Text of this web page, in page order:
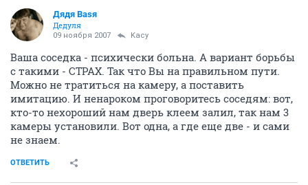
Дядя Ваsя
Дедуля
09 ноября 2007 Kacy
Ваша соседка - психически больна. А вариант борьбы
с такими - СТРАХ. Так что Вы на правильном пути.
Можно не тратиться на камеру, а поставить
имитацию. И ненароком проговоритесь соседям: вот,
кто-то нехороший нам дверь клеем залил, так нам 3
камеры установили. Вот одна, а где еще две - и сами
не знаем.
ОТВЕТИТЬ